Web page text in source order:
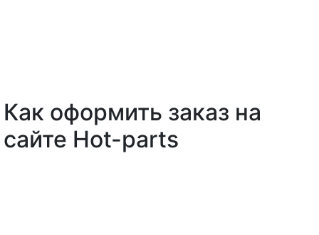
Как оформить заказ на
сайте Hot-parts